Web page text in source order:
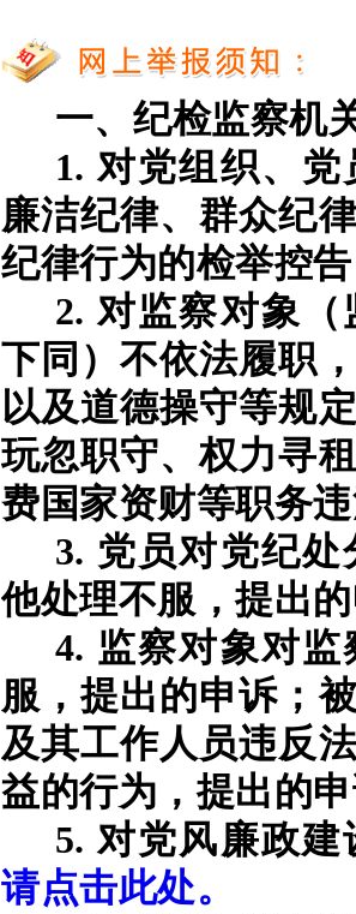
一、纪检监察机
1. 对党组织、
廉洁纪律、群众纪
纪律行为的检举控
2. 对监察对象
下同）不依法履职
以及道德操守等规
玩忽职守、权力寻
费国家资财等职务
3. 党员对党纪
他处理不服，提出
4. 监察对象对
服，提出的申诉；
及其工作人员违反
益的行为，提出的
5. 对党风廉政
请点击此处。